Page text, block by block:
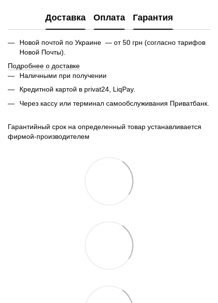
Доставка Оплата Гарантия
Новой почтой по Украине — от 50 грн (согласно тарифов
Новой Почты).
Подробнее о доставке
Наличными при получении
Кредитной картой в privat24, LiqPay.
Через кассу или терминал самообслуживания Приватбанк.
Гарантийный срок на определенный товар устанавливается
фирмой-производителем